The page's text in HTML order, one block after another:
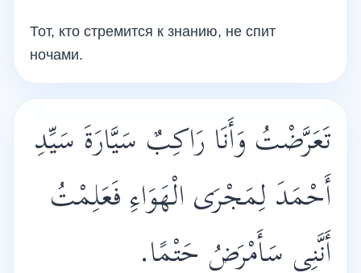
Тот, кто стремится к знанию, не спит
ночами.
تَعَرَّضْتُ وَأَنَا رَاكِبٌ سَيَّارَةَ سَيِّدِ
أَحْمَدَ لِمَجْرَى الْهَوَاءِ فَعَلِمْتُ
أَنَّنِي سَأَمْرَضُ حَتْمًا.